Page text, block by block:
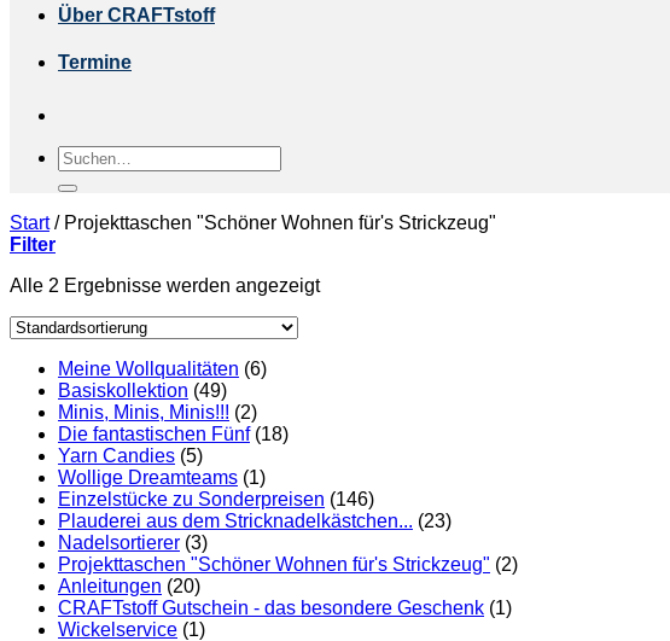
Über CRAFTstoff
Termine
Suchen
nach:
Start /Projekttaschen "Schöner Wohnen für's Strickzeug"
Filter
Alle 2 Ergebnisse werden angezeigt
Meine Wollqualitäten (6)
Basiskollektion (49)
Minis, Minis, Minis!!! (2)
Die fantastischen Fünf (18)
Yarn Candies (5)
Wollige Dreamteams (1)
Einzelstücke zu Sonderpreisen (146)
Plauderei aus dem Stricknadelkästchen... (23)
Nadelsortierer (3)
Projekttaschen "Schöner Wohnen für's Strickzeug" (2)
Anleitungen (20)
CRAFTstoff Gutschein - das besondere Geschenk (1)
Wickelservice (1)